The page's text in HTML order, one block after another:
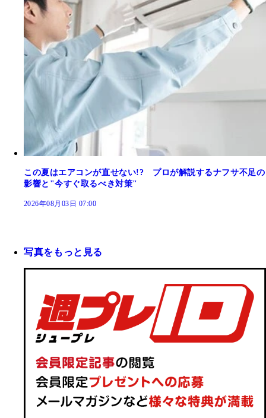
この夏はエアコンが直せない!? プロが解説するナフサ不足の
影響と"今すぐ取るべき対策"
2026年08月03日 07:00
写真をもっと見る